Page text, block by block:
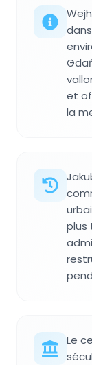
et
la
plus
Le